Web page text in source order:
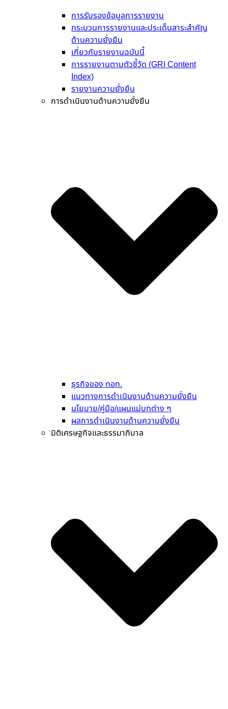
การรับรองข้อมูลการรายงาน
กระบวนการรายงานและประเด็นสาระสำคัญ
ด้านความยั่งยืน
เกี่ยวกับรายงานฉบับนี้
การรายงานตามตัวชี้วัด (GRI Content
Index)
รายงานความยั่งยืน
การดำเนินงานด้านความยั่งยืน
ธุรกิจของ ทอท.
แนวทางการดำเนินงานด้านความยั่งยืน
นโยบาย/คู่มือ/แผนแม่บทต่าง ๆ
ผลการดำเนินงานด้านความยั่งยืน
มิติเศรษฐกิจและธรรมาภิบาล